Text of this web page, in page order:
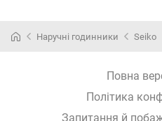
Наручні годинники Seiko
Повна
Політика
Запитання й